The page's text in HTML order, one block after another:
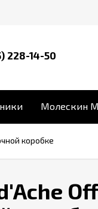
228-14-50
Молескин
коробке